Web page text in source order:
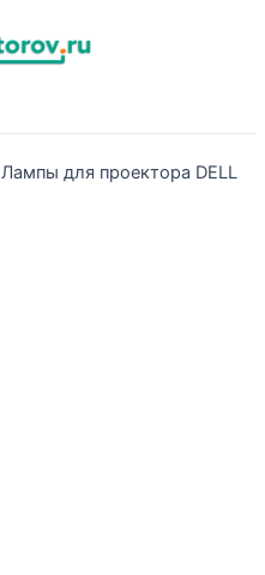
Лампы для проектора DELL